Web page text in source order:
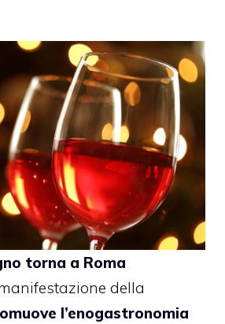
torna a Roma
della
l’enogastronomia